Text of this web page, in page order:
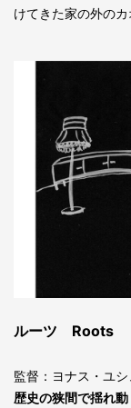
けてきた家の外の
ルーツ Roots
監督：ヨナス・ユ
歴史の狭間で揺れ